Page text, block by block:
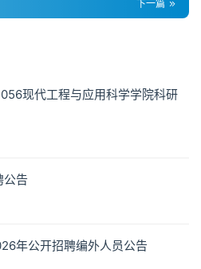
下一篇
现代工程与应用科学学院科研
公告
年公开招聘编外人员公告